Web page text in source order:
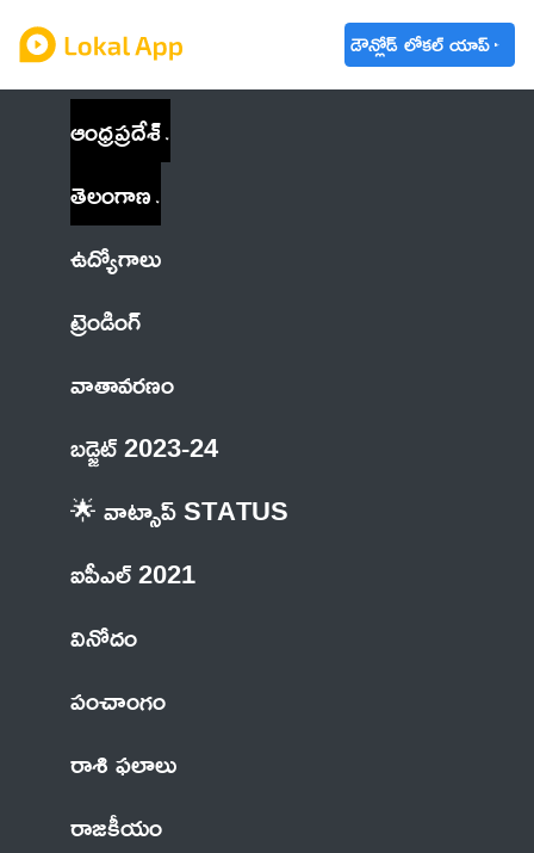
డౌన్లోడ్ లోకల్ యాప్
ఆంధ్రప్రదేశ్
తెలంగాణ
ఉద్యోగాలు
ట్రెండింగ్
వాతావరణం
బడ్జెట్ 2023-24
🌟 వాట్సాప్ STATUS
ఐపీఎల్ 2021
వినోదం
పంచాంగం
రాశి ఫలాలు
రాజకీయం